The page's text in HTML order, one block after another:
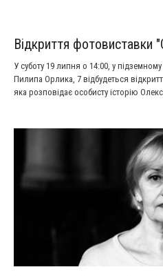
Відкриття фотовиставки
У суботу 19 липня о 14:00, у
Пилипа Орлика, 7 відбудеться
яка розповідає особисту історію